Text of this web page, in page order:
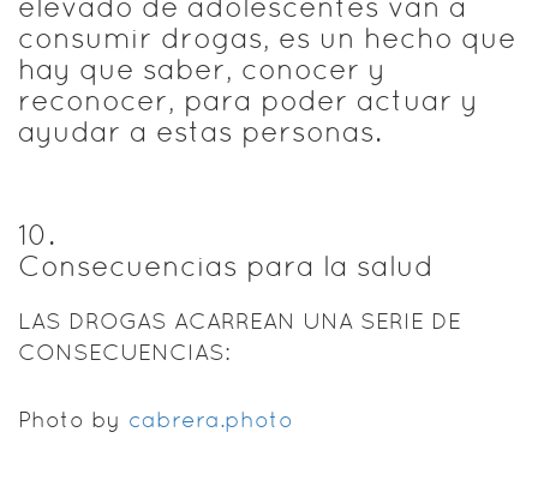
consumir drogas, es un hecho que
hay que saber, conocer y
reconocer, para poder actuar y
ayudar a estas personas.
10.
Consecuencias para la salud
LAS DROGAS ACARREAN UNA SERIE DE
CONSECUENCIAS:
Photo by cabrera.photo